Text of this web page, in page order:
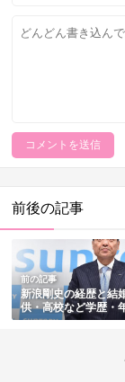
前後の記事
前の記事
新浪剛史の経歴と結
供・高校など学歴・
とめ【サントリー元